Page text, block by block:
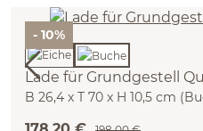
- 10%
Lade für Grundgestell
B 26,4 x T 70 x H 10,5 cm